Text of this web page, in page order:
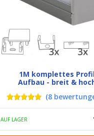
Schutz
Material der
Schutzart
Klebestreifen
Breite des
1M komplettes
Aufbau - breit &
(8
AUF LAGER